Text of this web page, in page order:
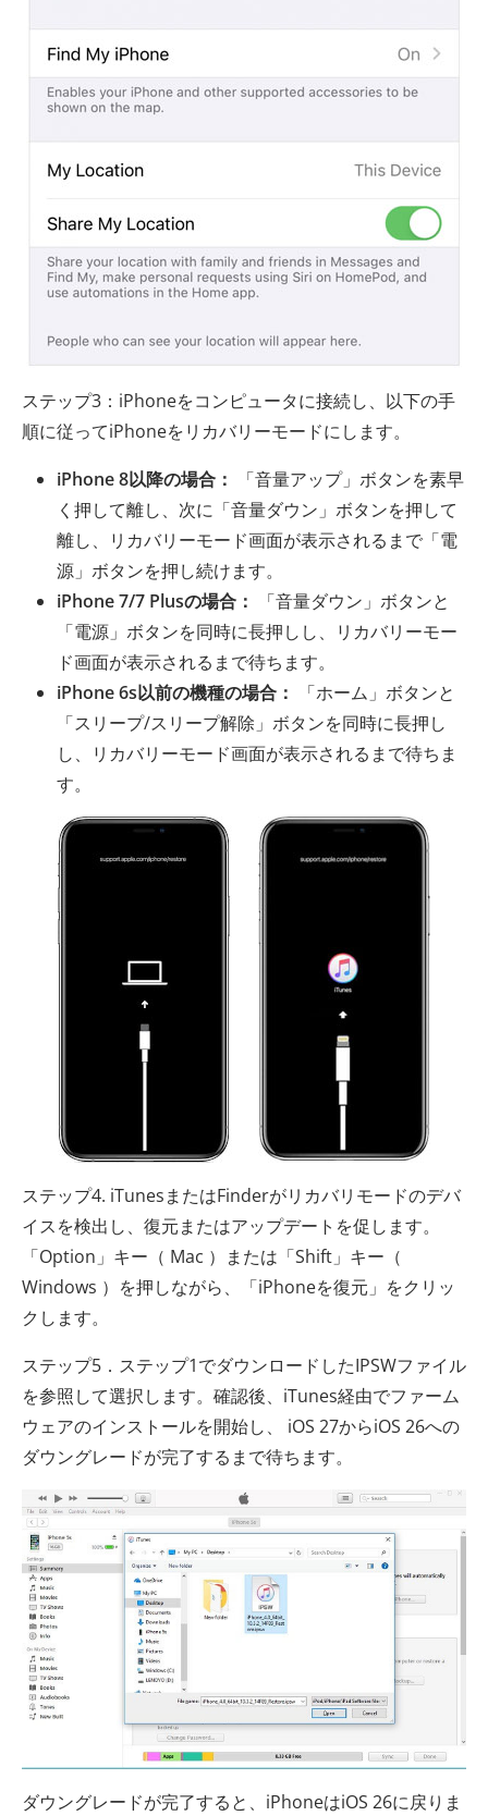
ステップ3：iPhoneをコンピュータに接続し、以下の手
順に従ってiPhoneをリカバリーモードにします。
iPhone 8以降の場合：
「音量アップ」ボタンを素早
く押して離し、次に「音量ダウン」ボタンを押して
離し、リカバリーモード画面が表示されるまで「電
源」ボタンを押し続けます。
iPhone 7/7 Plusの場合：
「音量ダウン」ボタンと
「電源」ボタンを同時に長押しし、リカバリーモー
ド画面が表示されるまで待ちます。
iPhone 6s以前の機種の場合：
「ホーム」ボタンと
「スリープ/スリープ解除」ボタンを同時に長押し
し、リカバリーモード画面が表示されるまで待ちま
す。
ステップ4. iTunesまたはFinderがリカバリモードのデバ
イスを検出し、復元またはアップデートを促します。
「Option」キー（ Mac ）または「Shift」キー（
Windows ）を押しながら、「iPhoneを復元」をクリッ
クします。
ステップ5．ステップ1でダウンロードしたIPSWファイル
を参照して選択します。確認後、iTunes経由でファーム
ウェアのインストールを開始し、 iOS 27からiOS 26への
ダウングレードが完了するまで待ちます。
ダウングレードが完了すると、iPhoneはiOS 26に戻りま